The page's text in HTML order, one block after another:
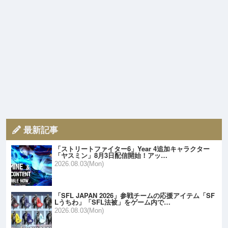
最新記事
「ストリートファイター6」Year 4追加キャラクター
「ヤスミン」8月3日配信開始！アッ…
2026.08.03(Mon)
「SFL JAPAN 2026」参戦チームの応援アイテム「SF
Lうちわ」「SFL法被」をゲーム内で…
2026.08.03(Mon)